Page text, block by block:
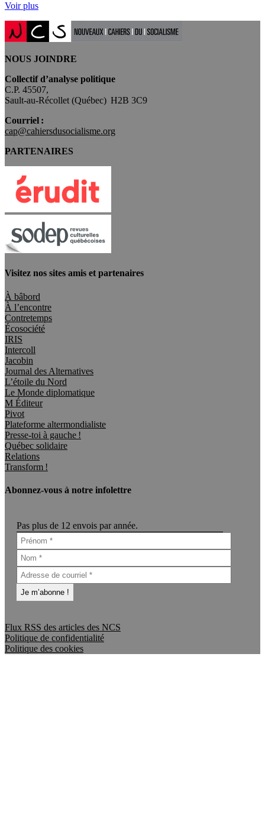
Voir plus
NOUS JOINDRE
Collectif d’analyse politique
C.P. 45507,
Sault-au-Récollet (Québec) H2B 3C9
Courriel :
cap@cahiersdusocialisme.org
PARTENAIRES
Visitez nos sites amis et partenaires
À bâbord
À l’encontre
Contretemps
Écosociété
IRIS
Intercoll
Jacobin
Journal des Alternatives
L’étoile du Nord
Le Monde diplomatique
M Éditeur
Pivot
Plateforme altermondialiste
Presse-toi à gauche !
Québec solidaire
Relations
Transform !
Abonnez-vous à notre infolettre
Pas plus de 12 envois par année.
Flux RSS des articles des NCS
Politique de confidentialité
Politique des cookies